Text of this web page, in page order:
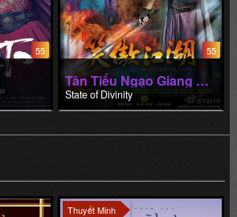
55 55
Tân Tiếu Ngạo Giang Hồ
State of Divinity
Thuyết Minh